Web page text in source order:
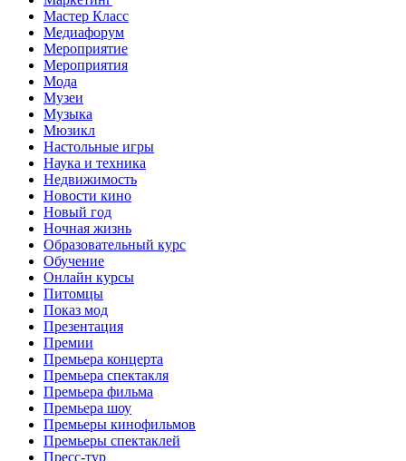
Мастер Класс
Медиафорум
Мероприятие
Мероприятия
Мода
Музеи
Музыка
Мюзикл
Настольные игры
Наука и техника
Недвижимость
Новости кино
Новый год
Ночная жизнь
Образовательный курс
Обучение
Онлайн курсы
Питомцы
Показ мод
Презентация
Премии
Премьера концерта
Премьера спектакля
Премьера фильма
Премьера шоу
Премьеры кинофильмов
Премьеры спектаклей
Пресс-тур